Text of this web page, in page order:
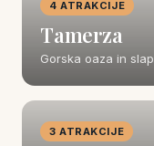
4 ATRAKCIJE
Tamerza
Gorska oaza in
3 ATRAKCIJE